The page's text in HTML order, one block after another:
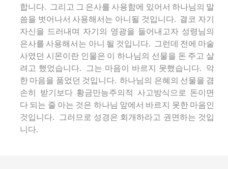
합니다. 그리고 그 은사를 사용함에 있어서 하나님의 말
씀을 벗어나서 사용해서는 아니될 것입니다. 결코 자기
자신을 드러내며 자기의 영광을 들어내고자 성령님의
은사를 사용해서는 아니 될 것입니다. 그런데 전에 마술
사였던 시몬이란 인물은 이 하나님의 선물을 돈 주고 살
려고 했었습니다. 그는 마음이 바르지 못했습니다. 악
한 마음을 품었던 것입니다. 하나님의 은혜의 선물을 겸
손히 받기보다 황금만능주의적 사고방식으로 돈이면
다 되는 줄 아는 것은 하나님 앞에서 바르지 못한 마음인
것입니다. 그러므로 성경은 회개하라고 권면하는 것입
니다.